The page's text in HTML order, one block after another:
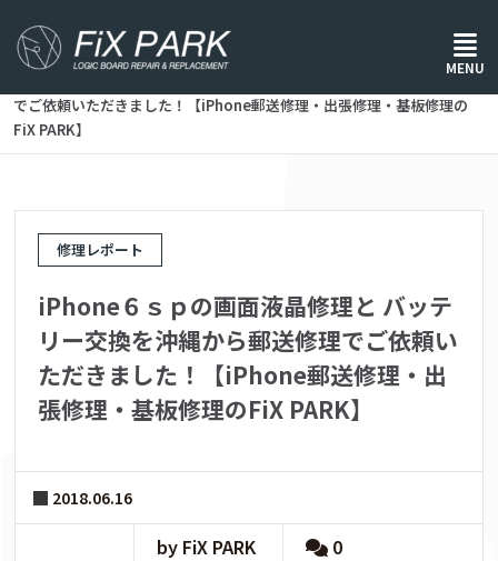
MENU
ホーム/ 修理レポート/
iPhone６ｓｐの画面液晶修理と バッテリー交換を沖縄から郵送修理
でご依頼いただきました！【iPhone郵送修理・出張修理・基板修理の
FiX PARK】
修理レポート
iPhone６ｓｐの画面液晶修理と バッテ
リー交換を沖縄から郵送修理でご依頼い
ただきました！【iPhone郵送修理・出
張修理・基板修理のFiX PARK】
2018.06.16
by FiX PARK 0